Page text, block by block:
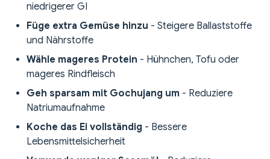
niedrigerer GI
Füge extra Gemüse hinzu - Steigere Ballaststoffe
und Nährstoffe
Wähle mageres Protein - Hühnchen, Tofu oder
mageres Rindfleisch
Geh sparsam mit Gochujang um - Reduziere
Natriumaufnahme
Koche das Ei vollständig - Bessere
Lebensmittelsicherheit